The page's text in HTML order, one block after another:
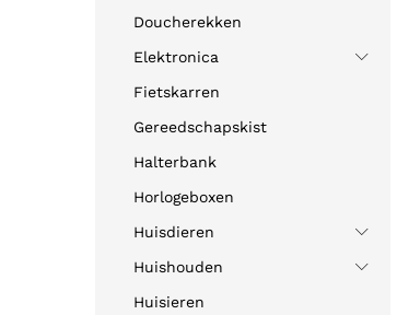
Doucherekken
Elektronica
Fietskarren
Gereedschapskist
Halterbank
Horlogeboxen
Huisdieren
Huishouden
Huisieren